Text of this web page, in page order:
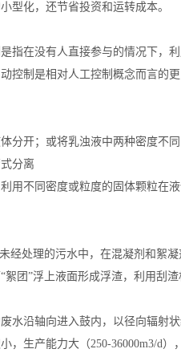
型化，还节省投资和运转成本。
指在没有人直接参与的情况下，
控制是相对人工控制概念而言的
分开；或将乳浊液中两种密度不
分离
用不同密度或粒度的固体颗粒在
经处理的污水中，在混凝剂和絮
团”浮上液面形成浮渣，利用刮
水沿轴向进入鼓内，以径向辐射
，生产能力大（250-36000m3/d）